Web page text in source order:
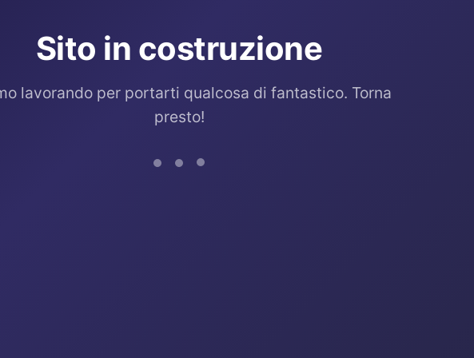
Sito in costruzione
lavorando per portarti qualcosa di fantastico. Torna
presto!